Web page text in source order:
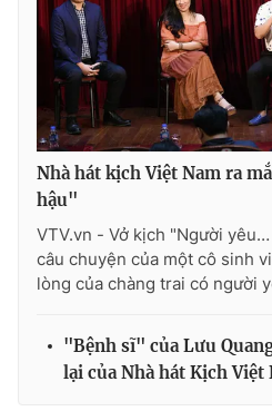
Nhà hát kịch Việt Nam ra
hậu"
VTV.vn - Vở kịch "Người
câu chuyện của một cô sinh
lòng của chàng trai có người
"Bệnh sĩ" của Lưu
lại của Nhà hát Kịch Việt